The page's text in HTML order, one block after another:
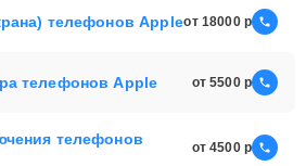
телефонов Appleот 18000
телефонов Apple от 5500
телефонов
от 4500